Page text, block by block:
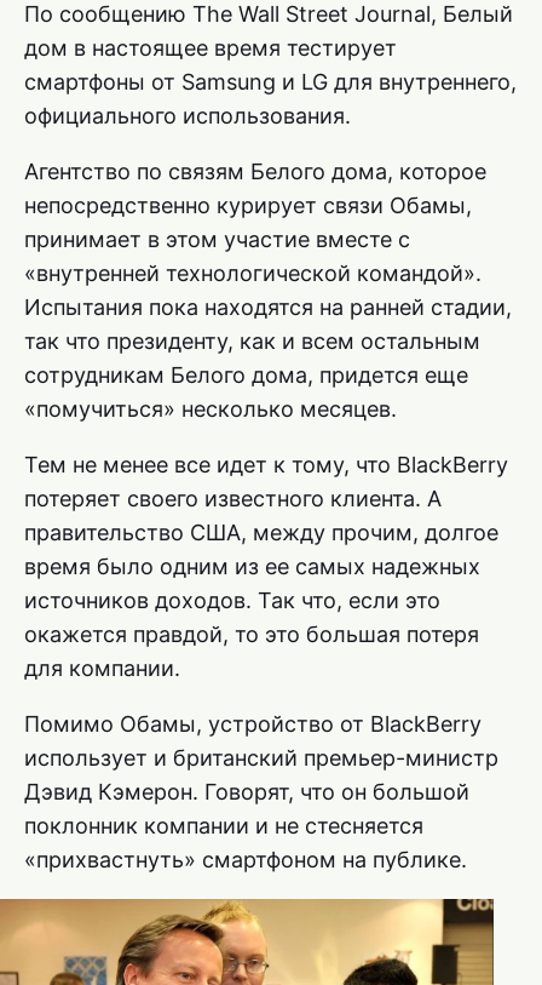
По сообщению The Wall Street Journal, Белый
дом в настоящее время тестирует
смартфоны от Samsung и LG для внутреннего,
официального использования.
Агентство по связям Белого дома, которое
непосредственно курирует связи Обамы,
принимает в этом участие вместе с
«внутренней технологической командой».
Испытания пока находятся на ранней стадии,
так что президенту, как и всем остальным
сотрудникам Белого дома, придется еще
«помучиться» несколько месяцев.
Тем не менее все идет к тому, что BlackBerry
потеряет своего известного клиента. А
правительство США, между прочим, долгое
время было одним из ее самых надежных
источников доходов. Так что, если это
окажется правдой, то это большая потеря
для компании.
Помимо Обамы, устройство от BlackBerry
использует и британский премьер-министр
Дэвид Кэмерон. Говорят, что он большой
поклонник компании и не стесняется
«прихвастнуть» смартфоном на публике.